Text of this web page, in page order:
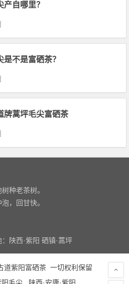
产自哪里？
是不是富硒茶？
牌蒿坪毛尖富硒茶
种老茶树。
，回甘快。
陕西·紫阳 硒镇·蒿坪
紫阳富硒茶 一切权利保留